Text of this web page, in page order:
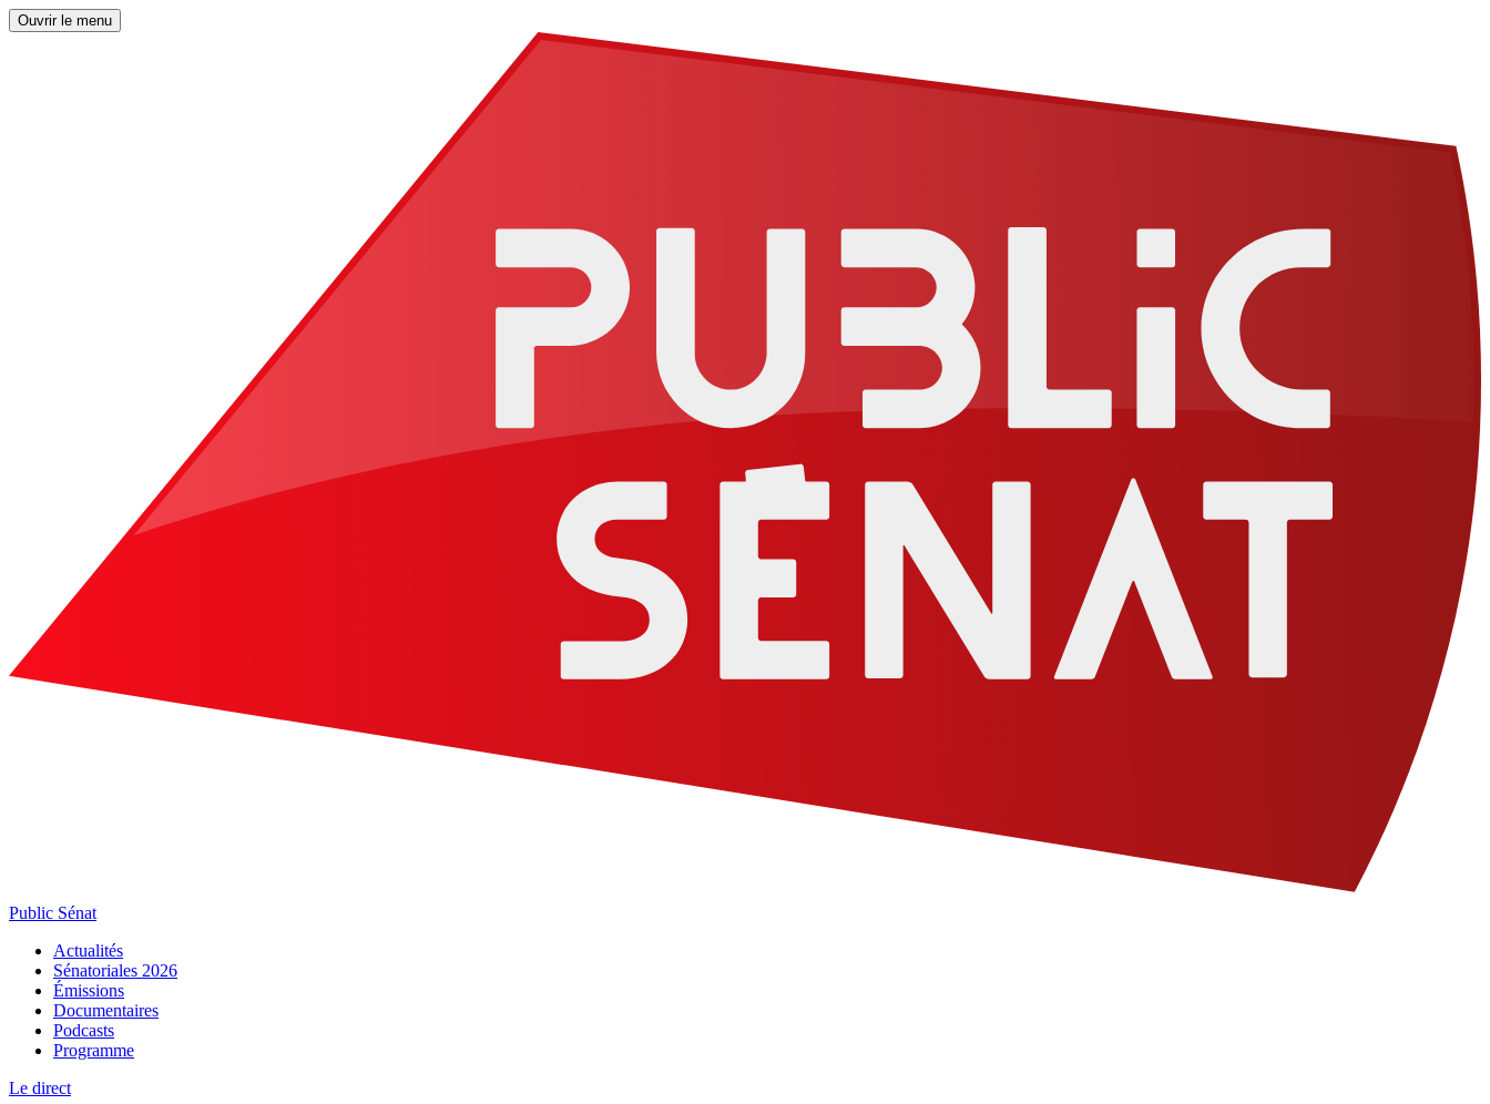
Ouvrir le menu
Public Sénat
Actualités
Sénatoriales 2026
Émissions
Documentaires
Podcasts
Programme
Le direct